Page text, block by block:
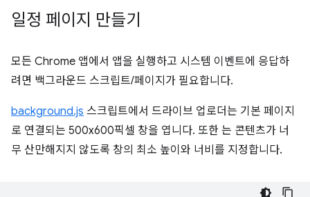
일정 페이지 만들기
모든 Chrome 앱에서 앱을 실행하고 시스템 이벤트에 응답하
려면 백그라운드 스크립트/페이지가 필요합니다.
background.js 스크립트에서 드라이브 업로더는 기본 페이지
로 연결되는 500x600픽셀 창을 엽니다. 또한 는 콘텐츠가 너
무 산만해지지 않도록 창의 최소 높이와 너비를 지정합니다.